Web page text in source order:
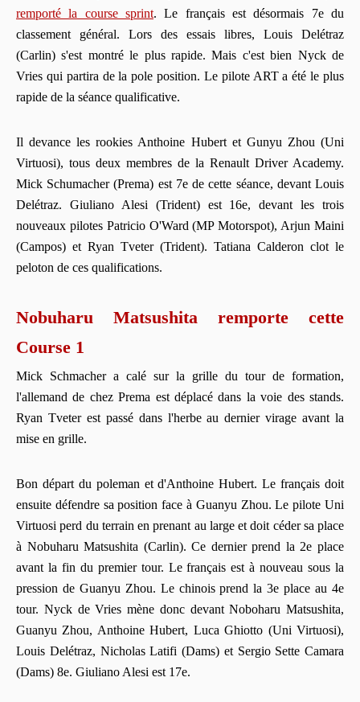
remporté la course sprint. Le français est désormais 7e du
classement général. Lors des essais libres, Louis Delétraz
(Carlin) s'est montré le plus rapide. Mais c'est bien Nyck de
Vries qui partira de la pole position. Le pilote ART a été le plus
rapide de la séance qualificative.
Il devance les rookies Anthoine Hubert et Gunyu Zhou (Uni
Virtuosi), tous deux membres de la Renault Driver Academy.
Mick Schumacher (Prema) est 7e de cette séance, devant Louis
Delétraz. Giuliano Alesi (Trident) est 16e, devant les trois
nouveaux pilotes Patricio O'Ward (MP Motorspot), Arjun Maini
(Campos) et Ryan Tveter (Trident). Tatiana Calderon clot le
peloton de ces qualifications.
Nobuharu Matsushita remporte cette
Course 1
Mick Schmacher a calé sur la grille du tour de formation,
l'allemand de chez Prema est déplacé dans la voie des stands.
Ryan Tveter est passé dans l'herbe au dernier virage avant la
mise en grille.
Bon départ du poleman et d'Anthoine Hubert. Le français doit
ensuite défendre sa position face à Guanyu Zhou. Le pilote Uni
Virtuosi perd du terrain en prenant au large et doit céder sa place
à Nobuharu Matsushita (Carlin). Ce dernier prend la 2e place
avant la fin du premier tour. Le français est à nouveau sous la
pression de Guanyu Zhou. Le chinois prend la 3e place au 4e
tour. Nyck de Vries mène donc devant Noboharu Matsushita,
Guanyu Zhou, Anthoine Hubert, Luca Ghiotto (Uni Virtuosi),
Louis Delétraz, Nicholas Latifi (Dams) et Sergio Sette Camara
(Dams) 8e. Giuliano Alesi est 17e.